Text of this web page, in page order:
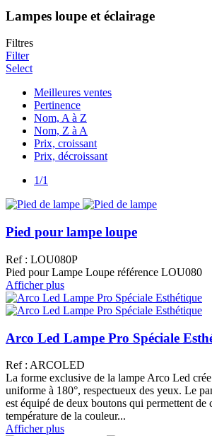
Lampes loupe et éclairage
Filtres
Filter
Select
Meilleures ventes
Pertinence
Nom, A à Z
Nom, Z à A
Prix, croissant
Prix, décroissant
1/1
Pied pour lampe loupe
Ref : LOU080P
Pied pour Lampe Loupe référence LOU080
Afficher plus
Arco Led Lampe Pro Spéciale
Ref : ARCOLED
La forme exclusive de la lampe Arco Led
uniforme à 180°, respectueux des yeux. Le
est équipé de deux boutons qui permettent de
température de la couleur...
Afficher plus